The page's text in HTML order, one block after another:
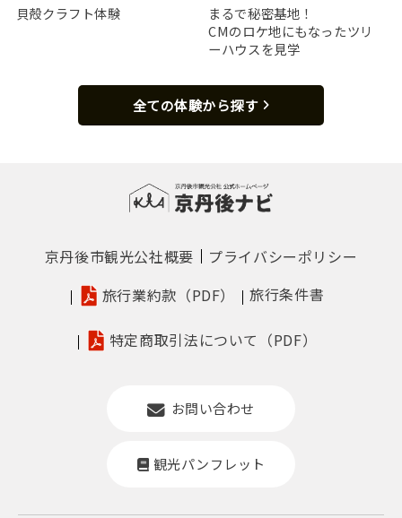
貝殻クラフト体験
まるで秘密基地！
CMのロケ地にもなったツリ
ーハウスを見学
全ての体験から探す
京丹後市観光公社概要
プライバシーポリシー
旅行業約款（PDF）
旅行条件書
特定商取引法について（PDF）
お問い合わせ
観光パンフレット